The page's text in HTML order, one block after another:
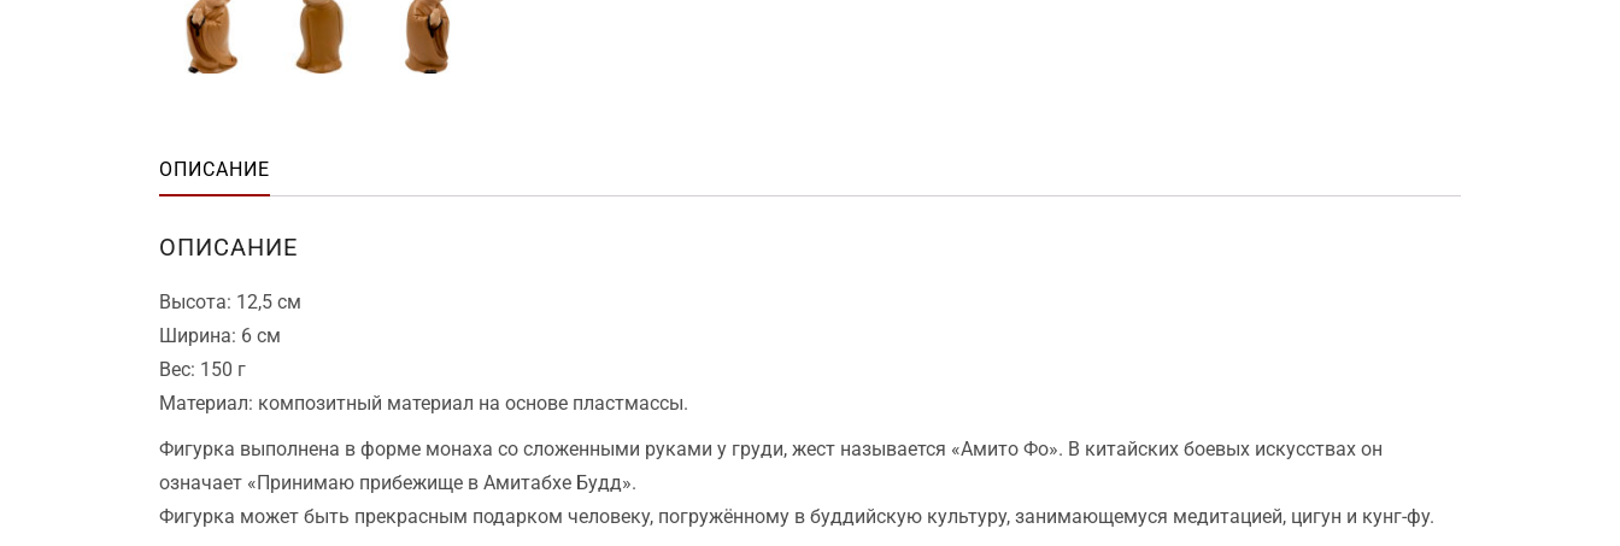
ОПИСАНИЕ
ОПИСАНИЕ
Высота: 12,5 см
Ширина: 6 см
Вес: 150 г
Материал: композитный материал на основе пластмассы.
Фигурка выполнена в форме монаха со сложенными руками у груди, жест называется «Амито Фо». В китайских боевых искусствах он
означает «Принимаю прибежище в Амитабхе Будд».
Фигурка может быть прекрасным подарком человеку, погружённому в буддийскую культуру, занимающемуся медитацией, цигун и кунг-фу.